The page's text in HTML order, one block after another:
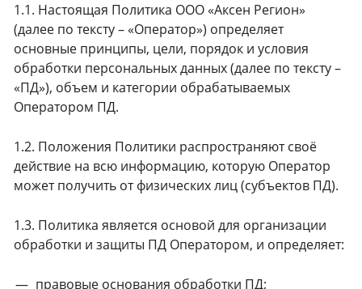
1.1. Настоящая Политика ООО «Аксен Регион»
(далее по тексту – «Оператор») определяет
основные принципы, цели, порядок и условия
обработки персональных данных (далее по тексту –
«ПД»), объем и категории обрабатываемых
Оператором ПД.
1.2. Положения Политики распространяют своё
действие на всю информацию, которую Оператор
может получить от физических лиц (субъектов ПД).
1.3. Политика является основой для организации
обработки и защиты ПД Оператором, и определяет:
правовые основания обработки ПД;